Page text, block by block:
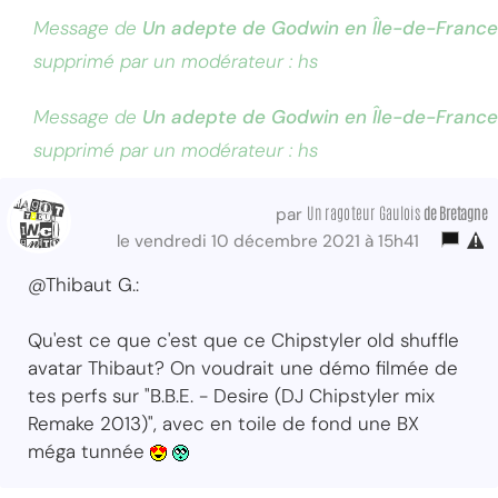
Message de Un adepte de Godwin en Île-de-France
supprimé par un modérateur : hs
Message de Un adepte de Godwin en Île-de-France
supprimé par un modérateur : hs
par Un ragoteur Gaulois de Bretagne
le vendredi 10 décembre 2021 à 15h41
@Thibaut G.:
Qu'est ce que c'est que ce Chipstyler old shuffle
avatar Thibaut? On voudrait une démo filmée de
tes perfs sur "B.B.E. - Desire (DJ Chipstyler mix
Remake 2013)", avec en toile de fond une BX
méga tunnée